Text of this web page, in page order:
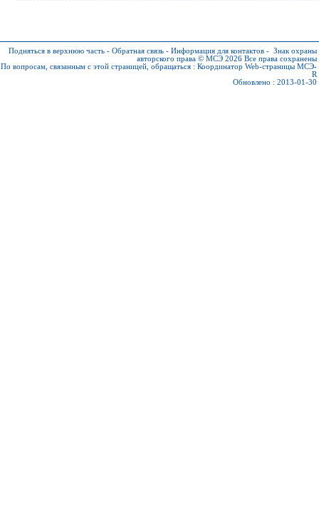
Подняться в верхнюю часть - Обратная связь - Информация для контактов - Знак охраны
авторского права © МСЭ 2026 Все права сохранены
По вопросам, связанным с этой страницей, обращаться : Координатор Web-страницы МСЭ-
R
Обновлено : 2013-01-30